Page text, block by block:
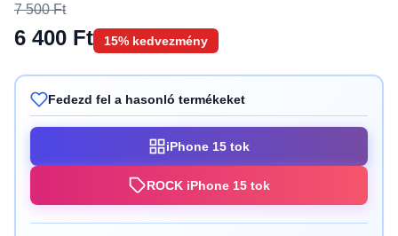
7 500 Ft
6 400 Ft 15% kedvezmény
Fedezd fel a hasonló termékeket
iPhone 15 tok
ROCK iPhone 15 tok